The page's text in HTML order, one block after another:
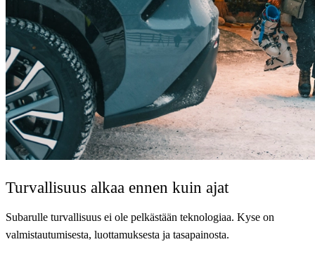
Turvallisuus alkaa ennen kuin ajat
Subarulle turvallisuus ei ole pelkästään teknologiaa. Kyse on
valmistautumisesta, luottamuksesta ja tasapainosta.